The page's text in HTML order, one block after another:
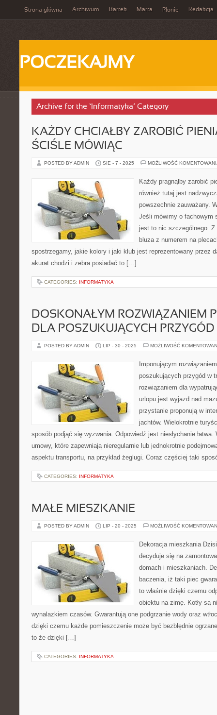
Strona główna Archiwum Bartek Marta Płonie Redakcja
POCZEKAJMY
Archive for the ‘Informatyka’ Category
KAŻDY CHCIAŁBY ZAROBIĆ
ŚCIŚLE MÓWIĄC
POSTED BY ADMIN SIE - 7 - 2025 MOŻLIWOŚĆ
Każdy pragnąłby zarobić
również tutaj jest
powszechnie zauważany.
Jeśli mówimy o fachowym
jest to nic szczególnego. Z
bluza z numerem na
spostrzegamy, jakie kolory i jaki klub jest reprezentowany przez
akurat chodzi i zebra posiadać to […]
CATEGORIES: INFORMATYKA
DOSKONAŁYM ROZWIĄZANIEM
DLA POSZUKUJĄCYCH
POSTED BY ADMIN LIP - 30 - 2025 MOŻLIWOŚĆ
Imponującym
poszukujących przygód w
rozwiązaniem dla
urlopu jest wyjazd nad
przystanie proponują w
jachtów. Wielokrotnie
sposób podjąć się wyzwania. Odpowiedź jest niesłychanie
umowy, które zapewniają nieregularnie lub jednokrotnie
aspektu transportu, na przykład żeglugi. Coraz częściej taki
CATEGORIES: INFORMATYKA
MAŁE MIESZKANIE
POSTED BY ADMIN LIP - 20 - 2025 MOŻLIWOŚĆ
Dekoracja mieszkania
decyduje się na
domach i mieszkaniach.
baczenia, iż taki piec
to właśnie dzięki czemu
obiektu na zimę. Kotły są
wynalazkiem czasów. Gwarantują one podgrzanie wody oraz
dzięki czemu każde pomieszczenie może być bezbłędnie
to że dzięki […]
CATEGORIES: INFORMATYKA